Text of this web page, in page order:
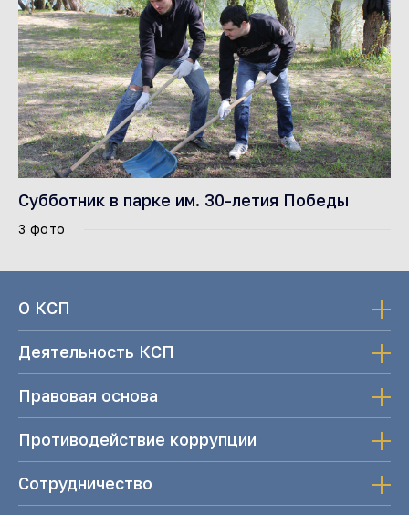
Субботник в парке им. 30-летия Победы
3 фото
О КСП
Деятельность КСП
Правовая основа
Противодействие коррупции
Сотрудничество